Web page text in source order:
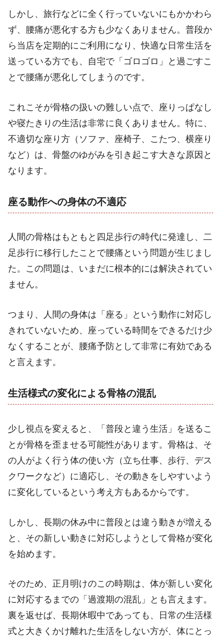
しかし、旅行などに全く行っていないにもかかわら
ず、腰痛が悪化する方も少なくありません。普段か
ら当店を定期的にご利用になり、快適な日常生活を
送っている方でも、自宅で「ゴロゴロ」と過ごすこ
とで腰痛が悪化してしまうのです。
これこそが骨格の扱いの難しい点で、座りっぱなし
や寝たきりの生活は非常に良くありません。特に、
不適切な座り方（ソファ、座椅子、こたつ、横座り
など）は、骨盤のゆがみを引き起こす大きな原因と
なります。
座る動作への身体の不適応
人間の骨格はもともと四足歩行の時代に発達し、二
足歩行に移行したことで腰痛という問題が生じまし
た。この問題は、いまだに根本的には解決されてい
ません。
つまり、人間の身体は「座る」という動作に対応し
きれていないため、座っている時間をできるだけ少
なくすることが、腰痛予防として非常に有効である
と言えます。
生活様式の変化による骨格の混乱
少し視点を変えると、「普段と違う生活」を送るこ
とが骨格を歪ませる可能性があります。骨格は、そ
の人がよく行う体の使い方（立ち仕事、歩行、デス
クワークなど）に適応し、その動きをしやすいよう
に変化しているという考え方もあるからです。
しかし、長期の休み中に普段とは違う動きが増える
と、その新しい動きに対応しようとして骨格が変化
を始めます。
そのため、正月明けのこの時期は、体が新しい変化
に対応するまでの「過渡期の混乱」とも言えます。
裏を返せば、長期休暇中であっても、日常の生活様
式と大きくかけ離れた生活をしない方が、体にとっ